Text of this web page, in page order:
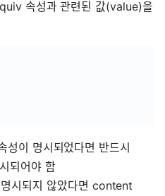
속성과 관련된 값(value)을
이 명시되었다면 반드시
되어야 함
시되지 않았다면 content